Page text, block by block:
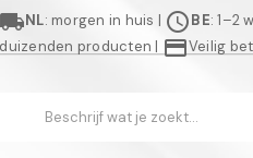
local_shippingNL: morgen in huis | scheduleBE: 1–2
producten | credit_cardVeilig